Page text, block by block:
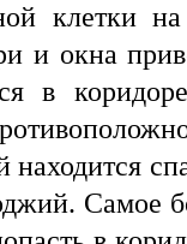
клетки
и окна
в
находится